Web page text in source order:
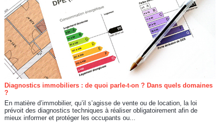
Diagnostics immobiliers : de quoi parle-t-on ? Dans quels domaines
?
En matière d’immobilier, qu’il s’agisse de vente ou de location, la loi
prévoit des diagnostics techniques à réaliser obligatoirement afin de
mieux informer et protéger les occupants ou...